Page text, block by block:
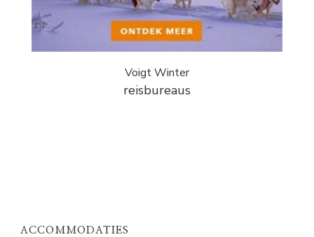
Voigt Winter
reisbureaus
ACCOMMODATIES